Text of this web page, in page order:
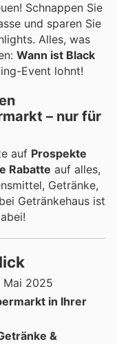
Schnappen Sie
und sparen Sie
Alles, was
Wann ist Black
Event lohnt!
– nur für
auf Prospekte
Rabatte auf alles,
Getränke,
Getränkehaus ist
Mai 2025
in Ihrer
&